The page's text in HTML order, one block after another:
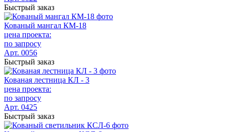
Быстрый заказ
Кованый мангал КМ-18
цена проекта:
по запросу
Арт. 0056
Быстрый заказ
Кованая лестница КЛ - 3
цена проекта:
по запросу
Арт. 0425
Быстрый заказ